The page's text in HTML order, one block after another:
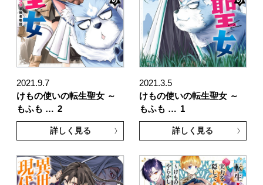
2021.9.7
けもの使いの転生聖女 ～
もふも … 2
詳しく見る
2021.3.5
けもの使いの転生聖女 ～
もふも … 1
詳しく見る